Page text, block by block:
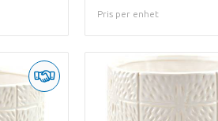
Pris per enhet